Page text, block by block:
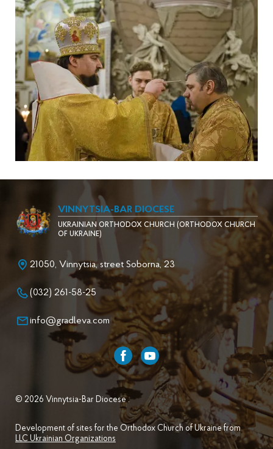
VINNYTSIA-BAR DIOCESE
UKRAINIAN ORTHODOX CHURCH (ORTHODOX CHURCH
OF UKRAINE)
21050, Vinnytsia, street Soborna, 23
(032) 261-58-25
info@gradleva.com
© 2026 Vinnytsia-Bar Diocese .
Development of sites for the Orthodox Church of Ukraine from
LLC Ukrainian Organizations